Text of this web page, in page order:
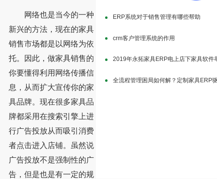
网络也是当今的一种
新兴的方法，现在的家具
销售市场都是以网络为依
托。因此，做家具销售的
你要懂得利用网络传播信
息，从而扩大宣传你的家
具品牌。现在很多家具品
牌都采用在搜索引擎上进
行广告投放从而吸引消费
者点击进入店铺。虽然说
广告投放不是强制性的广
告，但是也是有一定的规
ERP系统对于销售管理有哪些帮助
crm客户管理系统的作用
2019年永拓家具ERP电上店下家具软件
全流程管理困局如何解？定制家具ERP